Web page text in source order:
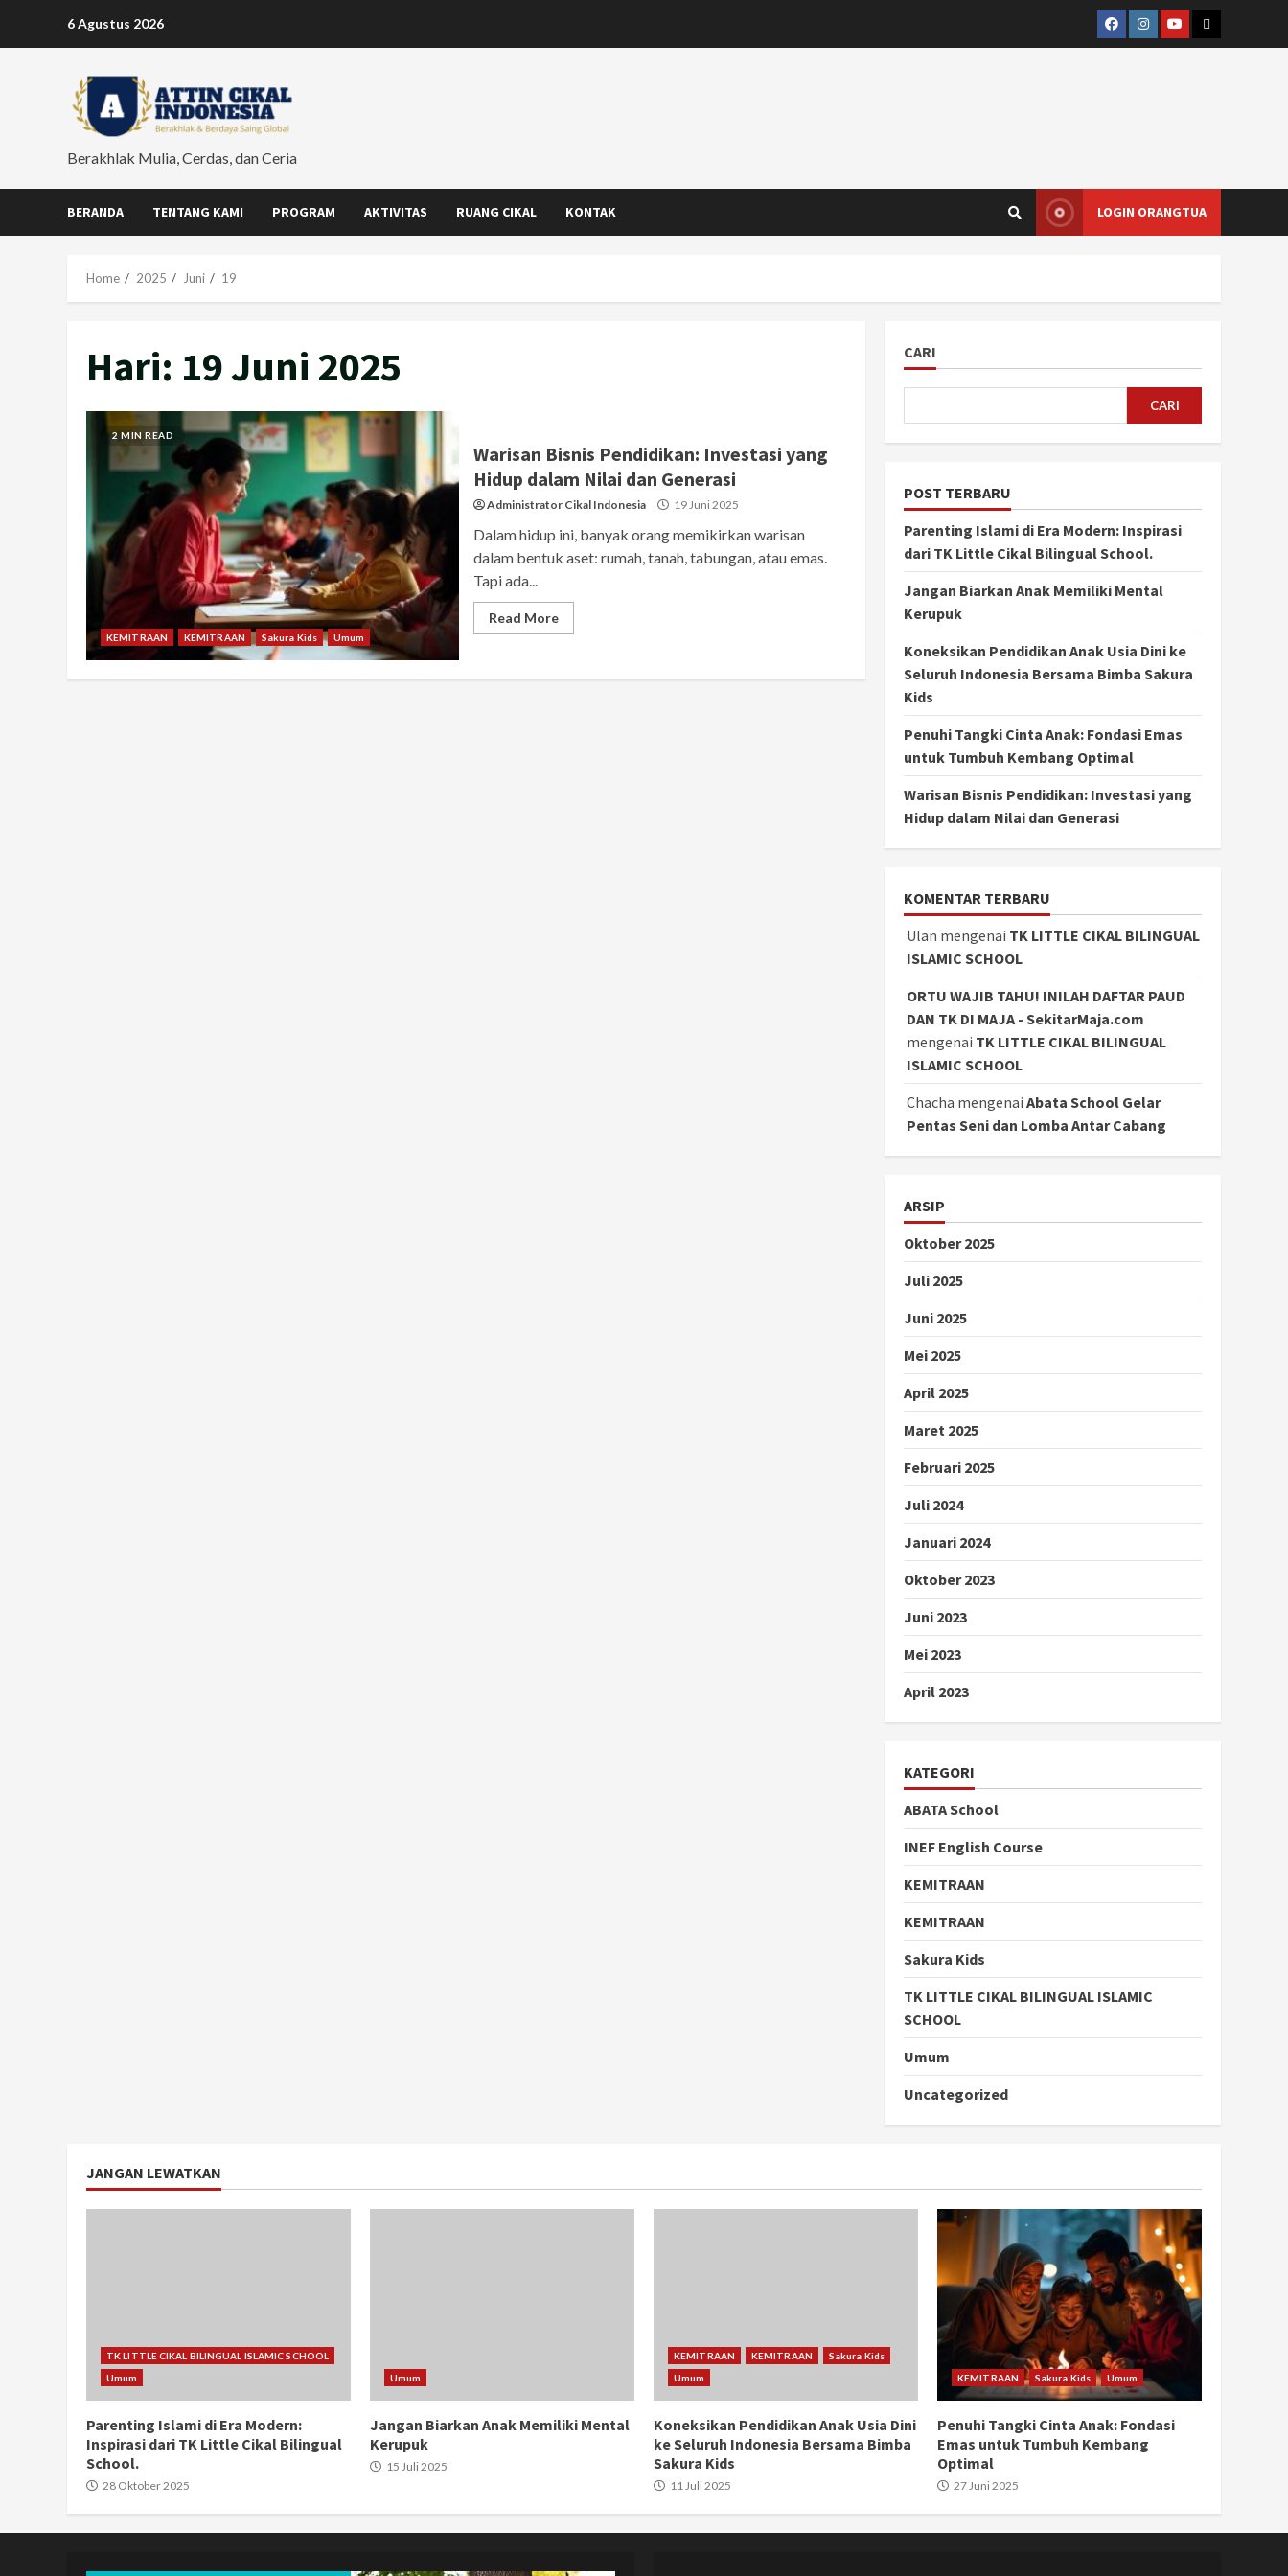
6 Agustus 2026 FacebookInstagram
YoutubeRuang
Cikal
Berakhlak Mulia, Cerdas, dan Ceria
BERANDA TENTANG KAMI PROGRAM AKTIVITAS RUANG CIKAL KONTAK LOGIN ORANGTUA
Home 2025 Juni 19
Hari: 19 Juni 2025
2 MIN READ
KEMITRAAN KEMITRAAN Sakura Kids Umum
Warisan Bisnis Pendidikan: Investasi yang
Hidup dalam Nilai dan Generasi
Administrator Cikal Indonesia 19 Juni 2025
Dalam hidup ini, banyak orang memikirkan warisan
dalam bentuk aset: rumah, tanah, tabungan, atau emas.
Tapi ada...
Read More
CARI
CARI
POST TERBARU
Parenting Islami di Era Modern: Inspirasi
dari TK Little Cikal Bilingual School.
Jangan Biarkan Anak Memiliki Mental
Kerupuk
Koneksikan Pendidikan Anak Usia Dini ke
Seluruh Indonesia Bersama Bimba Sakura
Kids
Penuhi Tangki Cinta Anak: Fondasi Emas
untuk Tumbuh Kembang Optimal
Warisan Bisnis Pendidikan: Investasi yang
Hidup dalam Nilai dan Generasi
KOMENTAR TERBARU
Ulan mengenai TK LITTLE CIKAL BILINGUAL
ISLAMIC SCHOOL
ORTU WAJIB TAHU! INILAH DAFTAR PAUD
DAN TK DI MAJA - SekitarMaja.com
mengenai TK LITTLE CIKAL BILINGUAL
ISLAMIC SCHOOL
Chacha mengenai Abata School Gelar
Pentas Seni dan Lomba Antar Cabang
ARSIP
Oktober 2025
Juli 2025
Juni 2025
Mei 2025
April 2025
Maret 2025
Februari 2025
Juli 2024
Januari 2024
Oktober 2023
Juni 2023
Mei 2023
April 2023
KATEGORI
ABATA School
INEF English Course
KEMITRAAN
KEMITRAAN
Sakura Kids
TK LITTLE CIKAL BILINGUAL ISLAMIC
SCHOOL
Umum
Uncategorized
JANGAN LEWATKAN
TK LITTLE CIKAL BILINGUAL ISLAMIC SCHOOL
Umum
Parenting Islami di Era Modern:
Inspirasi dari TK Little Cikal Bilingual
School.
28 Oktober 2025
Umum
Jangan Biarkan Anak Memiliki Mental
Kerupuk
15 Juli 2025
KEMITRAAN KEMITRAAN
Sakura Kids
Umum
Koneksikan Pendidikan Anak Usia Dini
ke Seluruh Indonesia Bersama Bimba
Sakura Kids
11 Juli 2025
KEMITRAAN Sakura Kids Umum
Penuhi Tangki Cinta Anak: Fondasi
Emas untuk Tumbuh Kembang
Optimal
27 Juni 2025